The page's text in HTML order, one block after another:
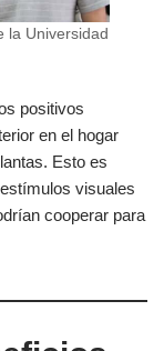
la Universidad
positivos
en el hogar
Esto es
visuales
cooperar para